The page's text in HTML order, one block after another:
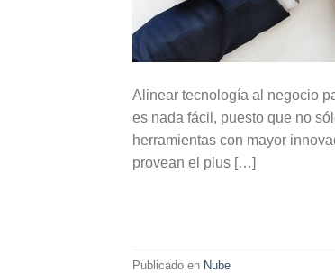
Alinear tecnología al negocio
es nada fácil, puesto que no
herramientas con mayor
provean el plus […]
Publicado en Nube